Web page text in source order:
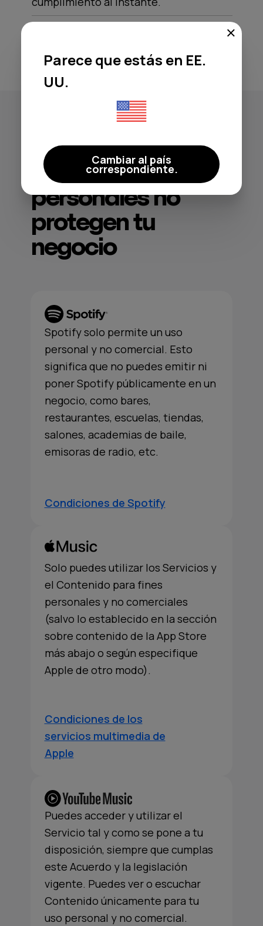
Spotify solo permite un uso
personal y no comercial. Esto
significa que no puedes emitir ni
poner Spotify públicamente en un
negocio, como bares,
restaurantes, escuelas, tiendas,
salones, academias de baile,
emisoras de radio, etc.
Condiciones de Spotify
Solo puedes utilizar los Servicios y
el Contenido para fines
personales y no comerciales
(salvo lo establecido en la sección
sobre contenido de la App Store
más abajo o según especifique
Apple de otro modo).
Condiciones de los
servicios multimedia de
Apple
Puedes acceder y utilizar el
Servicio tal y como se pone a tu
disposición, siempre que cumplas
este Acuerdo y la legislación
vigente. Puedes ver o escuchar
Contenido únicamente para tu
uso personal y no comercial.
Por qué tus
servicios de
streaming
personales no
protegen tu
negocio
Parece que estás en EE.
UU.
Cambiar al país
correspondiente.